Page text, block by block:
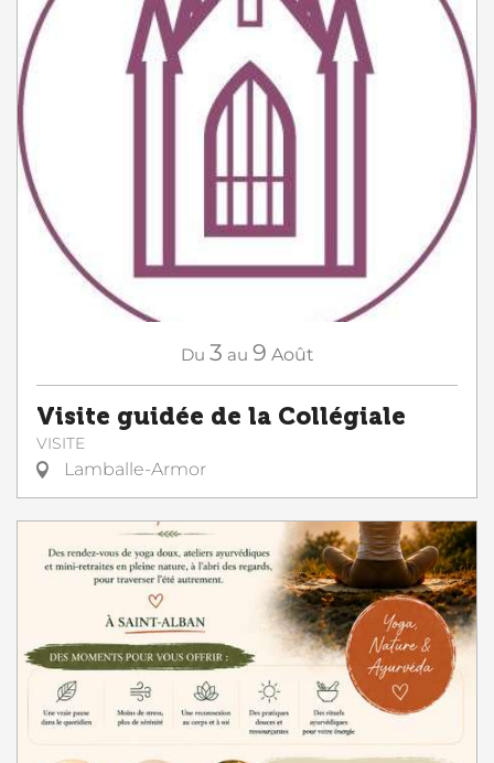
Du 3 au 9 Août
Visite guidée de la Collégiale
VISITE
Lamballe-Armor